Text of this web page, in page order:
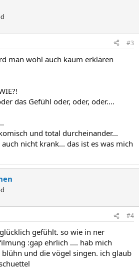
#3
man wohl auch kaum erklären
das Gefühl oder, oder, oder....
und total durcheinander...
nicht krank... das ist es was mich
#4
gefühlt. so wie in ner
:gap ehrlich .... hab mich
und die vögel singen. ich glaub